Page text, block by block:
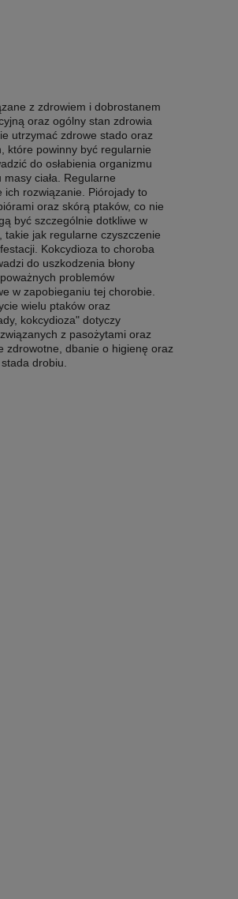
z zdrowiem i dobrostanem
oraz ogólny stan zdrowia
utrzymać zdrowe stado oraz
które powinny być regularnie
do osłabienia organizmu
ciała. Regularne
rozwiązanie. Piórojady to
oraz skórą ptaków, co nie
być szczególnie dotkliwe w
takie jak regularne czyszczenie
Kokcydioza to choroba
do uszkodzenia błony
problemów
w zapobieganiu tej chorobie.
wielu ptaków oraz
kokcydioza" dotyczy
z pasożytami oraz
zdrowotne, dbanie o higienę oraz
drobiu.